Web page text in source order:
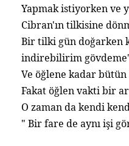
Yapmak istiyorken ve
Cibran'ın tilkisine
Bir tilki gün doğarken
indirebilirim
Ve öğlene kadar
Fakat öğlen vakti bir
O zaman da kendi
" Bir fare de aynı işi